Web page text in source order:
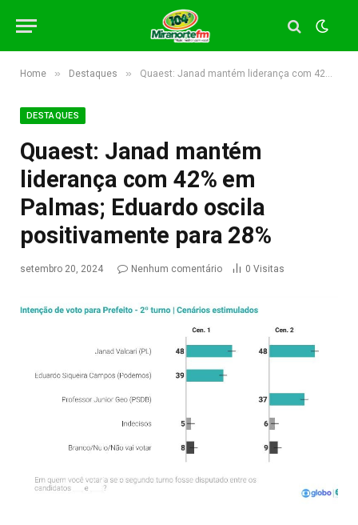
Home » Destaques » Quaest: Janad mantém liderança com 42% em Palmas; Eduardo oscila positivamente para 28%
DESTAQUES
Quaest: Janad mantém
liderança com 42% em
Palmas; Eduardo oscila
positivamente para 28%
setembro 20, 2024 Nenhum comentário 0 Visitas